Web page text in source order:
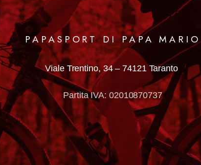
PAPASPORT DI PAPA MARIO
Viale Trentino, 34 – 74121 Taranto
Partita IVA: 02010870737